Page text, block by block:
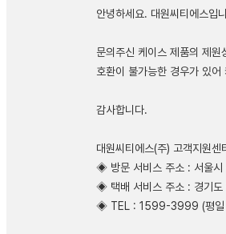
안녕하세요. 대원씨티에스입
문의주신 케이스 제품의 제
호환이 불가능한 경우가 있
감사합니다.
대원씨티에스(주) 고객지원센
◈ 방문 서비스 주소 : 서울시
◈ 택배 서비스 주소 : 경기
◈ TEL : 1599-3999 (평일